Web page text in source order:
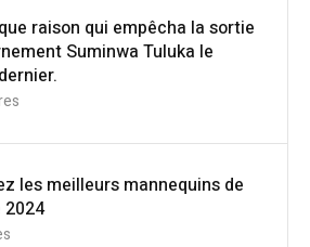
raison qui empêcha la sortie
Suminwa Tuluka le
les meilleurs mannequins de
2024